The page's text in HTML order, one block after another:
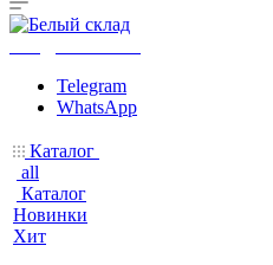
Telegram
WhatsApp
Каталог
all
Каталог
Новинки
Хит